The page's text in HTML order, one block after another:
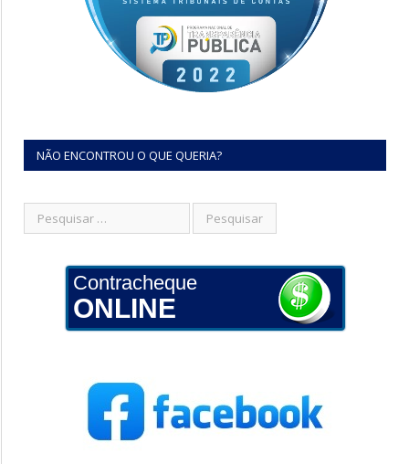
NÃO ENCONTROU O QUE QUERIA?
Contracheque
ONLINE